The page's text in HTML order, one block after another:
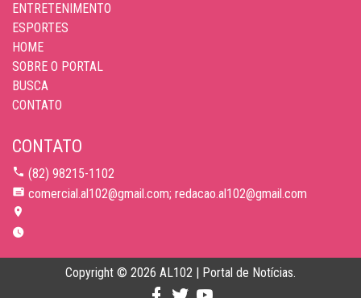
ENTRETENIMENTO
ESPORTES
HOME
SOBRE O PORTAL
BUSCA
CONTATO
CONTATO
(82) 98215-1102
comercial.al102@gmail.com; redacao.al102@gmail.com
Copyright © 2026 AL102 | Portal de Notícias.